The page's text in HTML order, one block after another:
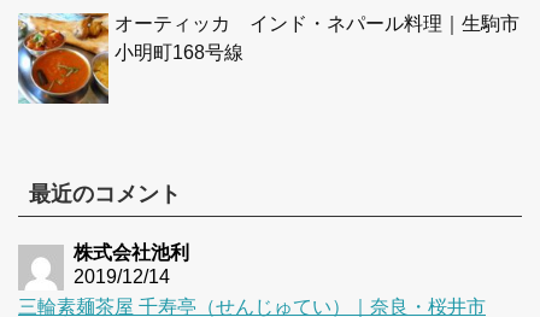
オーティッカ インド・ネパール料理｜生駒市
小明町168号線
最近のコメント
株式会社池利
2019/12/14
三輪素麺茶屋 千寿亭（せんじゅてい）｜奈良・桜井市